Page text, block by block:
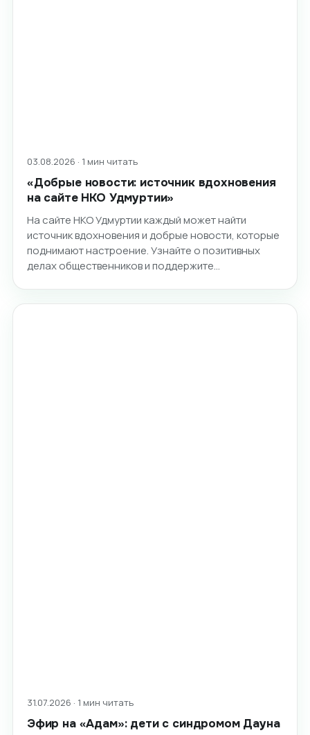
03.08.2026 · 1 мин читать
«Добрые новости: источник вдохновения
на сайте НКО Удмуртии»
На сайте НКО Удмуртии каждый может найти
источник вдохновения и добрые новости, которые
поднимают настроение. Узнайте о позитивных
делах общественников и поддержите…
31.07.2026 · 1 мин читать
Эфир на «Адам»: дети с синдромом Дауна